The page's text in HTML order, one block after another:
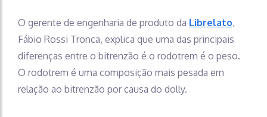
O gerente de engenharia de produto da Librelato,
Fábio Rossi Tronca, explica que uma das principais
diferenças entre o bitrenzão é o rodotrem é o peso.
O rodotrem é uma composição mais pesada em
relação ao bitrenzão por causa do dolly.